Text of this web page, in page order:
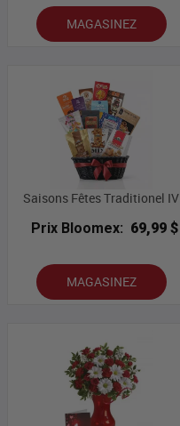
MAGASINEZ
Saisons Fêtes Traditionel IV
Prix Bloomex: 69,99 $
MAGASINEZ